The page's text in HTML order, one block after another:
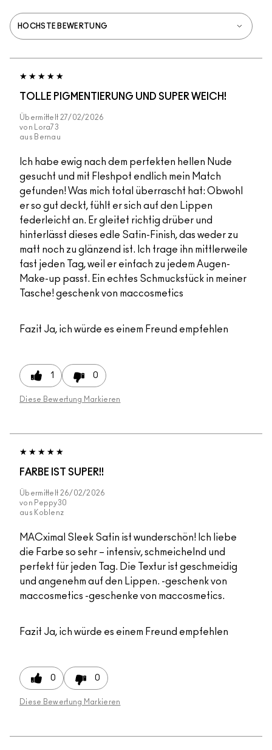
TOLLE PIGMENTIERUNG UND SUPER WEICH!
Übermittelt 27/02/2026
von
Lora73
aus Bernau
Ich habe ewig nach dem perfekten hellen Nude
gesucht und mit Fleshpot endlich mein Match
gefunden! Was mich total überrascht hat: Obwohl
er so gut deckt, fühlt er sich auf den Lippen
federleicht an. Er gleitet richtig drüber und
hinterlässt dieses edle Satin-Finish, das weder zu
matt noch zu glänzend ist. Ich trage ihn mittlerweile
fast jeden Tag, weil er einfach zu jedem Augen-
Make-up passt. Ein echtes Schmuckstück in meiner
Tasche! geschenk von maccosmetics
Fazit Ja, ich würde es einem Freund empfehlen
1 0
Diese Bewertung Markieren
FARBE IST SUPER!!
Übermittelt 26/02/2026
von Peppy30
aus Koblenz
MACximal Sleek Satin ist wunderschön! Ich liebe
die Farbe so sehr – intensiv, schmeichelnd und
perfekt für jeden Tag. Die Textur ist geschmeidig
und angenehm auf den Lippen. -geschenk von
maccosmetics -geschenke von maccosmetics.
Fazit Ja, ich würde es einem Freund empfehlen
0 0
Diese Bewertung Markieren